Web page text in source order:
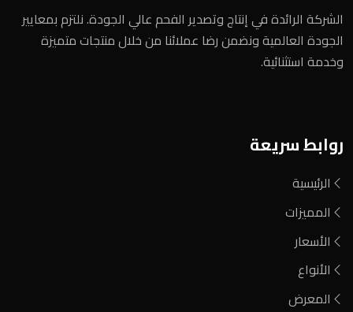
الشركة الرائدة في إنتاج وتصدير الفحم عالي الجودة. نلتزم بمعايير
الجودة العالمية ونضمن رضا عملائنا من خلال منتجات متميزة
وخدمة استثنائية.
روابط سريعة
الرئيسية
المميزات
الأسعار
الأنواع
المعرض